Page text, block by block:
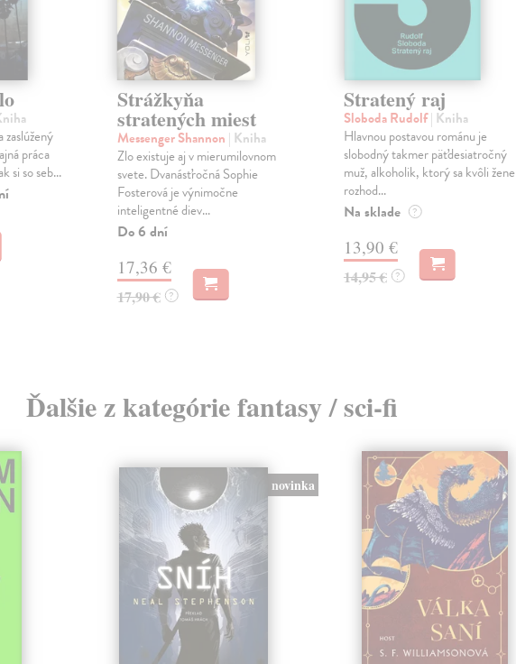
práca
si so seb...
Strážkyňa
stratených miest
Messenger Shannon | Kniha
Zlo existuje aj v mierumilovnom
svete. Dvanásťročná Sophie
Fosterová je výnimočne
inteligentné diev...
Do 6 dní
17,36 €
17,90 € ?
Stratený raj
Sloboda Rudolf| Kniha
Hlavnou postavou románu je
slobodný takmer päťdesiatročný
muž, alkoholik, ktorý sa kvôli žene
rozhod...
Na sklade ?
13,90 €
14,95 € ?
Ďalšie z kategórie fantasy / sci-fi
novinka